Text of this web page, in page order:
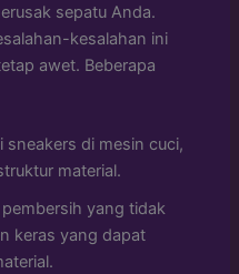
sepatu Anda.
kesalahan ini
awet. Beberapa
sneakers di mesin cuci,
material.
yang tidak
keras yang dapat